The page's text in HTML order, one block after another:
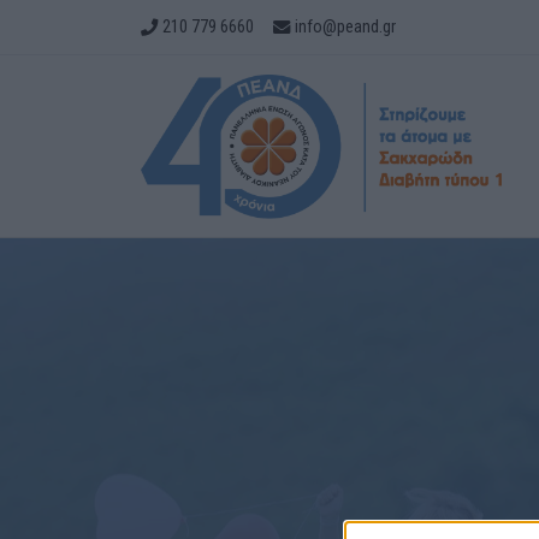
210 779 6660 info@peand.gr